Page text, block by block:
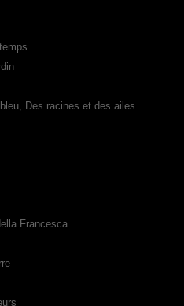
Des racines et des ailes
Francesca